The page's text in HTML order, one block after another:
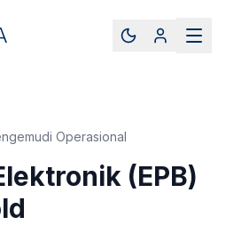
Operasional
(EPB)